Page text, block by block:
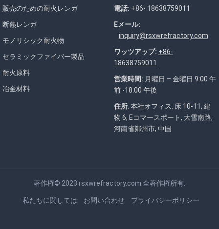
販売のための耐火レンガ
断熱レンガ
モノリシック耐火物
セラミックファイバー製品
耐火原料
冶金材料
電話: +86- 18638759011
Eメール:
inquiry@rsxwrefractory.com
ワッツアップ: +86-
18638759011
営業時間: 月曜日 – 金曜日 9:00 午
前 -18:00 午後
住所: 本社オフィス: 床 10-11, 建
物 6, Eコマースポート, 大雪南路,
河南省鄭州市, 中国
著作権© 2023 rsxwrefractory.com 全著作権所有.
私たちに関しては お問い合わせ プライバシーポリシー